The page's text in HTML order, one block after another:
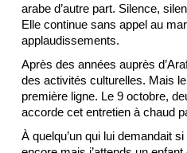
arabe d’autre part. Silence,
Elle continue sans appel au
applaudissements.
Après des années auprès
des activités culturelles. Mais
première ligne. Le 9 octobre,
accorde cet entretien à chaud
À quelqu’un qui lui demandait